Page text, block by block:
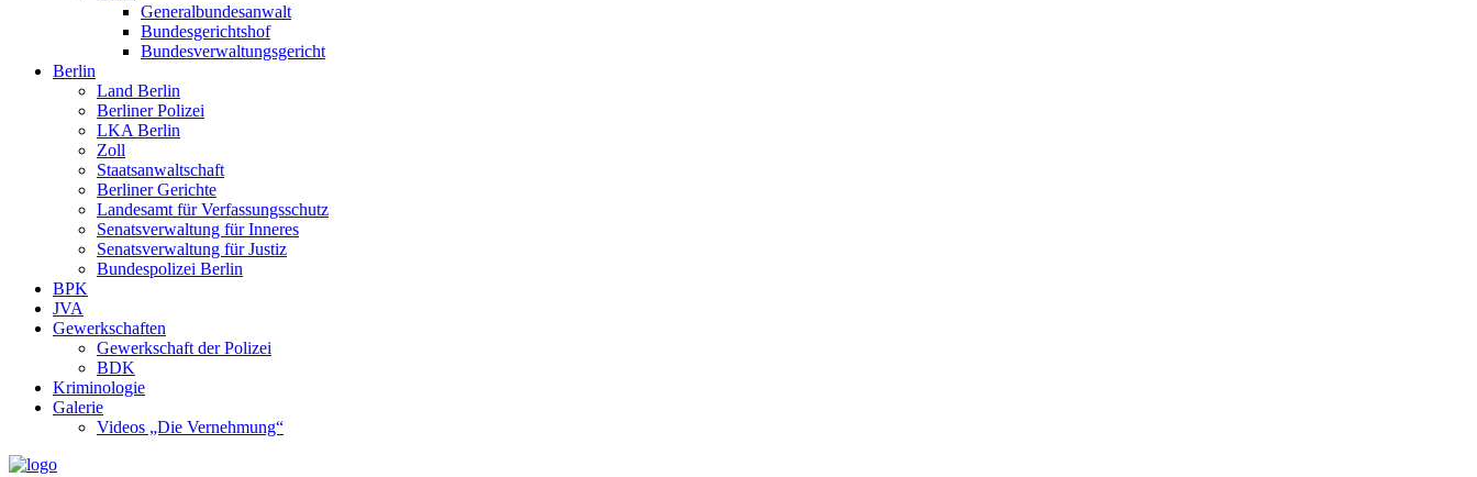
Generalbundesanwalt
Bundesgerichtshof
Bundesverwaltungsgericht
Berlin
Land Berlin
Berliner Polizei
LKA Berlin
Zoll
Staatsanwaltschaft
Berliner Gerichte
Landesamt für Verfassungsschutz
Senatsverwaltung für Inneres
Senatsverwaltung für Justiz
Bundespolizei Berlin
BPK
JVA
Gewerkschaften
Gewerkschaft der Polizei
BDK
Kriminologie
Galerie
Videos „Die Vernehmung“